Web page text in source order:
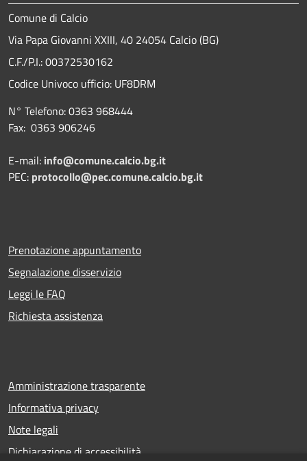
Comune di Calcio
Via Papa Giovanni XXIII, 40 24054 Calcio (BG)
C.F./P.I.: 00372530162
Codice Univoco ufficio: UF8DRM
N° Telefono: 0363 968444
Fax: 0363 906246
E-mail: info@comune.calcio.bg.it
PEC: protocollo@pec.comune.calcio.bg.it
Prenotazione appuntamento
Segnalazione disservizio
Leggi le FAQ
Richiesta assistenza
Amministrazione trasparente
Informativa privacy
Note legali
Dichiarazione di accessibilità